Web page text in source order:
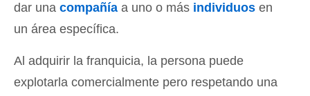
dar una compañía a uno o más individuos en
un área específica.
Al adquirir la franquicia, la persona puede
explotarla comercialmente pero respetando una